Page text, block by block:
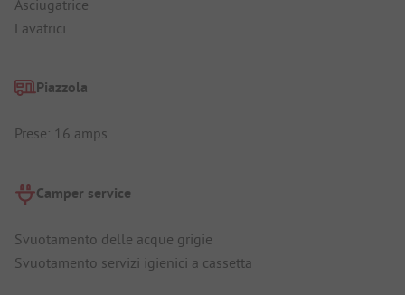
Asciugatrice
Lavatrici
Piazzola
Prese: 16 amps
Camper service
Svuotamento delle acque grigie
Svuotamento servizi igienici a cassetta